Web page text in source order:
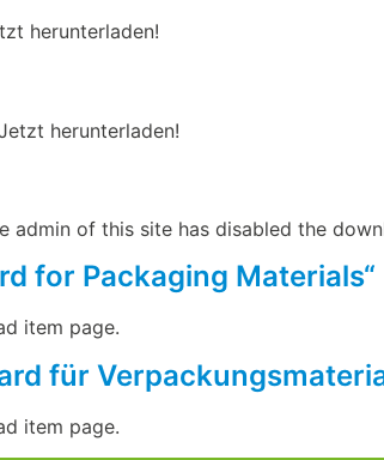
herunterladen!
herunterladen!
admin of this site has disabled the
for Packaging Materials“
item page.
für
item page.